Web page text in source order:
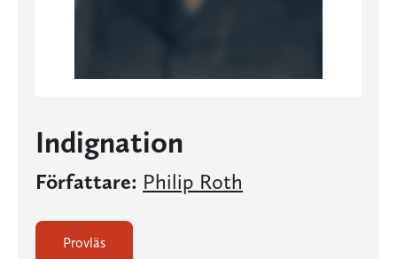
Indignation
Författare: Philip Roth
Provläs